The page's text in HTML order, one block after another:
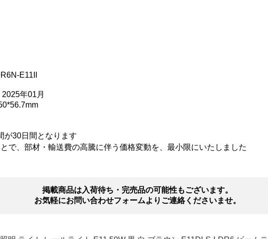
E11II
年01月
が30日間となります
で、部材・輸送費の高騰に伴う価格変動を、最小限にいたしました
掲載商品は入荷待ち・完売品の可能性もございます。
お気軽にお問い合わせフォームよりご連絡くださいませ。